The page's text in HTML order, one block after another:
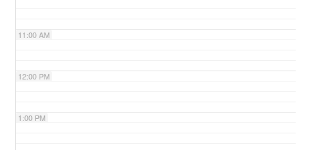
11:00 AM
12:00 PM
1:00 PM